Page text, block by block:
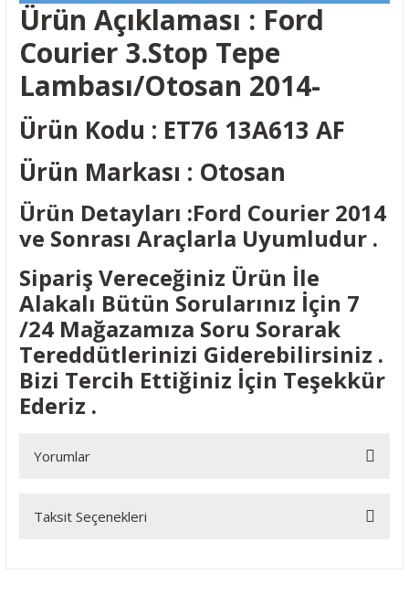
Ürün Açıklaması : Ford
Courier 3.Stop Tepe
Lambası/Otosan 2014-
Ürün Kodu : ET76 13A613 AF
Ürün Markası : Otosan
Ürün Detayları :Ford Courier 2014
ve Sonrası Araçlarla Uyumludur .
Sipariş Vereceğiniz Ürün İle
Alakalı Bütün Sorularınız İçin 7
/24 Mağazamıza Soru Sorarak
Tereddütlerinizi Giderebilirsiniz .
Bizi Tercih Ettiğiniz İçin Teşekkür
Ederiz .
Yorumlar
Bu ürüne ilk yorumu siz yapın!
Taksit Seçenekleri